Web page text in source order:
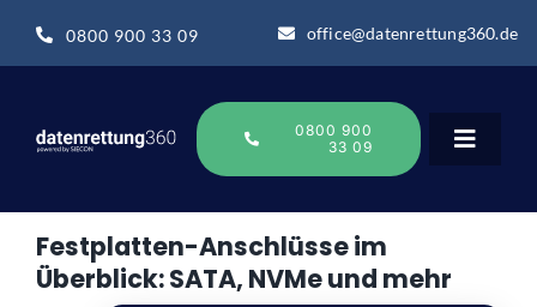
Inhalt
0800 900 33 09 office@datenrettung360.de
Toggle
Datenrettung
0800 900
33 09
Festplatten-Anschlüsse im
Überblick: SATA, NVMe und mehr